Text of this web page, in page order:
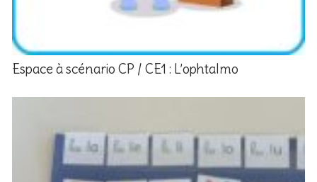
Espace à scénario CP / CE1 : L’ophtalmo